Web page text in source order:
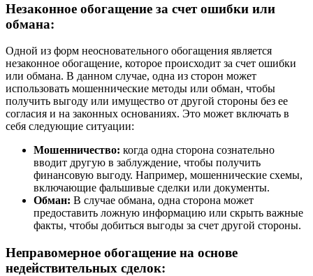
Незаконное обогащение за счет ошибки или
обмана:
Одной из форм неосновательного обогащения является
незаконное обогащение, которое происходит за счет ошибки
или обмана. В данном случае, одна из сторон может
использовать мошеннические методы или обман, чтобы
получить выгоду или имущество от другой стороны без ее
согласия и на законных основаниях. Это может включать в
себя следующие ситуации:
Мошенничество: когда одна сторона сознательно
вводит другую в заблуждение, чтобы получить
финансовую выгоду. Например, мошеннические схемы,
включающие фальшивые сделки или документы.
Обман: В случае обмана, одна сторона может
предоставить ложную информацию или скрыть важные
факты, чтобы добиться выгоды за счет другой стороны.
Неправомерное обогащение на основе
недействительных сделок: